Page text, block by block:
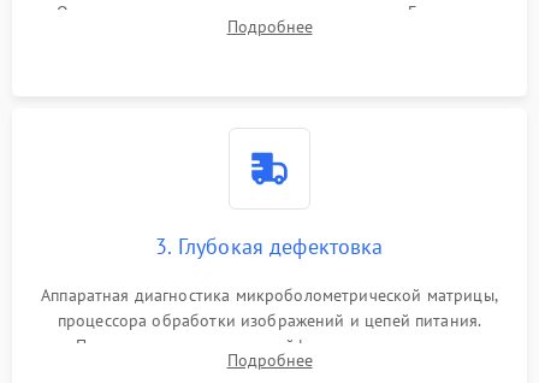
Очистка внутренних плат от окислов и пыли. Бережная
обработка германиевого объектива специализированными
Подробнее
3. Глубокая дефектовка
Аппаратная диагностика микроболометрической матрицы,
процессора обработки изображений и цепей питания.
Проверка целостности шлейфов, модуля памяти и
интерфейсов связи. Выявление сгоревших SMD-компонентов
Подробнее